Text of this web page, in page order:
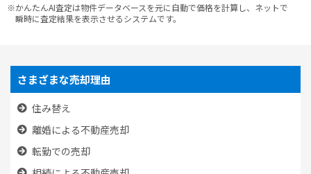
※かんたんAI査定は物件データベースを元に自動で価格を計算し、ネットで
瞬時に査定結果を表示させるシステムです。
さまざまな売却理由
住み替え
離婚による不動産売却
転勤での売却